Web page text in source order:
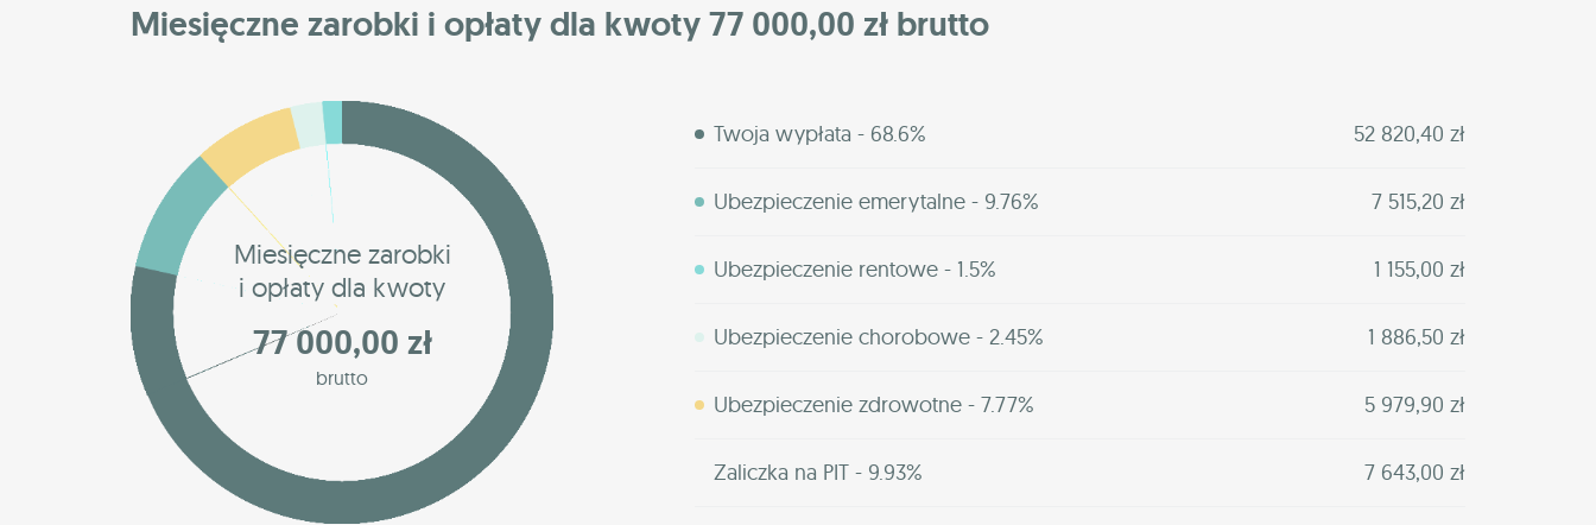
Miesięczne zarobki i opłaty dla kwoty 77 000,00 zł brutto
Miesięczne zarobki
i opłaty dla kwoty
77 000,00 zł
brutto
Twoja wypłata - 68.6% 52 820,40 zł
Ubezpieczenie emerytalne - 9.76% 7 515,20 zł
Ubezpieczenie rentowe - 1.5% 1 155,00 zł
Ubezpieczenie chorobowe - 2.45% 1 886,50 zł
Ubezpieczenie zdrowotne - 7.77% 5 979,90 zł
Zaliczka na PIT - 9.93% 7 643,00 zł